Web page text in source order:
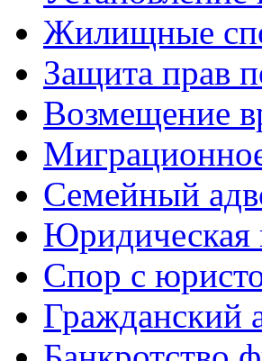
Жилищные
Защита прав
Возмещение
Семейный
Юридическая
Спор с
Гражданский